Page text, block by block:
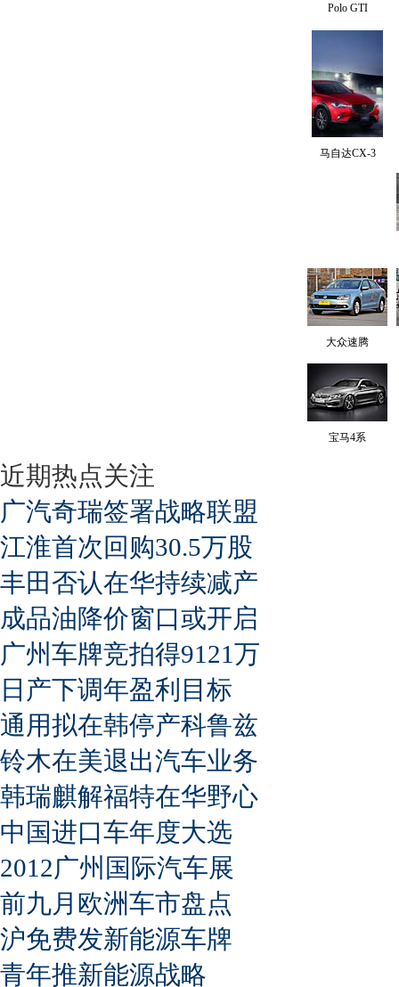
Polo GTI
马自达CX-3
大众速腾
宝马4系
近期热点关注
广汽奇瑞签署战略联盟
江淮首次回购30.5万股
丰田否认在华持续减产
成品油降价窗口或开启
广州车牌竞拍得9121万
日产下调年盈利目标
通用拟在韩停产科鲁兹
铃木在美退出汽车业务
韩瑞麒解福特在华野心
中国进口车年度大选
2012广州国际汽车展
前九月欧洲车市盘点
沪免费发新能源车牌
青年推新能源战略